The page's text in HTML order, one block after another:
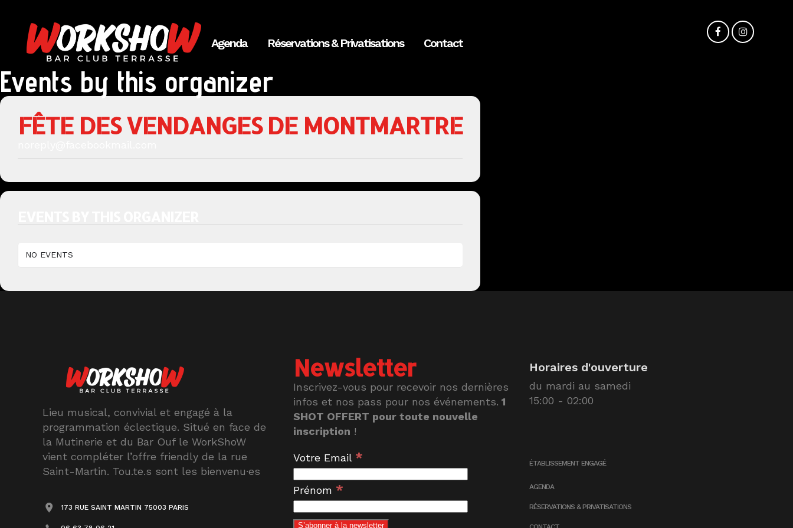
Agenda Réservations & Privatisations Contact
Events by this organizer
FÊTE DES VENDANGES DE MONTMARTRE
NO EVENTS
Lieu musical, convivial et engagé à la
programmation éclectique. Situé en face de
la Mutinerie et du Bar Ouf le WorkShoW
vient compléter l’offre friendly de la rue
Saint-Martin. Tou.te.s sont les bienvenu·es
173 RUE SAINT MARTIN 75003 PARIS
Newsletter
Inscrivez-vous pour recevoir nos dernières
infos et nos pass pour nos événements. 1
SHOT OFFERT pour toute nouvelle
inscription !
Votre Email *
Prénom *
Horaires d'ouverture
du mardi au samedi
15:00 - 02:00
ÉTABLISSEMENT ENGAGÉ
AGENDA
RÉSERVATIONS & PRIVATISATIONS